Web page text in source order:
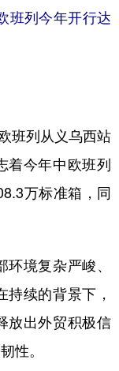
体育
数字经济
溯源中国
上市公司
班列今年开行达
班列从义乌西站
着今年中欧班列
万标准箱，同
境复杂严峻、
续的背景下，
放出外贸积极信
性。